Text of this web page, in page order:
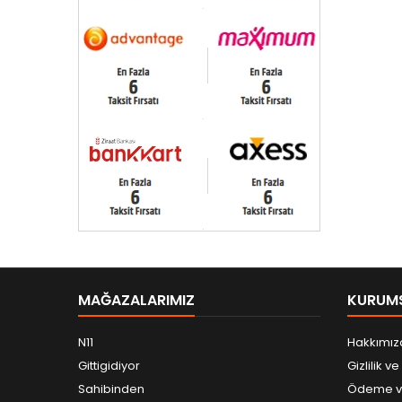
MAĞAZALARIMIZ
N11
Gittigidiyor
Sahibinden
Gizlilik
Ödeme